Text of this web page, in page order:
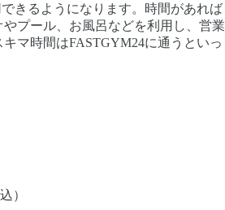
きるようになります。時間があれば
プール、お風呂などを利用し、営業
マ時間はFASTGYM24に通うといっ
）